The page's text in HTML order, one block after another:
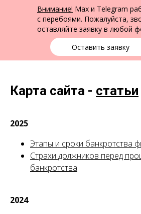
Внимание! Max и Telegram
с перебоями. Пожалуйста,
оставляйте заявку в любой
Оставить заявку
Меню
Юридическая помощь в Екатеринбурге
ФПК Альтернатива
Екатеринбург
выбрать город
+7 (343) 363-
Карта сайта - статьи
2025
Этапы и сроки банкротства
Страхи должников перед
банкротства
2024